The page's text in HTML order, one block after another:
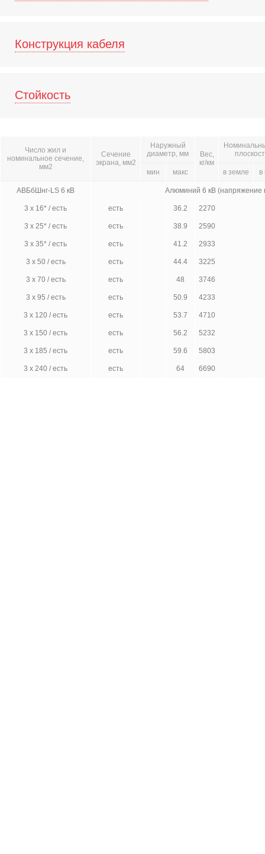
Конструкция кабеля
Стойкость
Число жил и
номинальное сечение,
мм2
Сечение
экрана, мм2
Наружный
диаметр, мм
Вес,
кг/км
мин макс в земле в
АВБбШнг-LS 6 кВ Алюминий 6 кВ (напряжение
3 х 16* / есть есть 36.2 2270
3 х 25* / есть есть 38.9 2590
3 х 35* / есть есть 41.2 2933
3 х 50 / есть есть 44.4 3225
3 х 70 / есть есть 48 3746
3 х 95 / есть есть 50.9 4233
3 х 120 / есть есть 53.7 4710
3 х 150 / есть есть 56.2 5232
3 х 185 / есть есть 59.6 5803
3 х 240 / есть есть 64 6690